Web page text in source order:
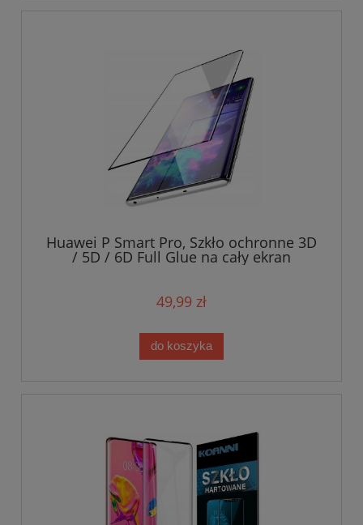
Huawei P Smart Pro, Szkło ochronne 3D
/ 5D / 6D Full Glue na cały ekran
49,99 zł
do koszyka